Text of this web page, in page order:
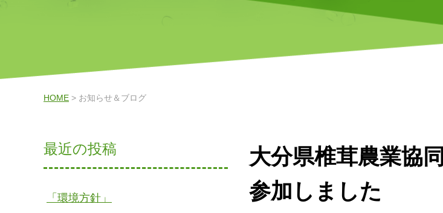
HOME > お知らせ＆ブログ
大分県椎茸農業協
参加しました
最近の投稿
「環境方針」